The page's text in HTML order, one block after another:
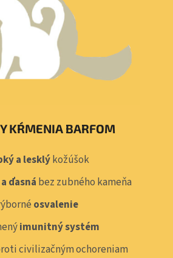
KŔMENIA BARFOM
a lesklýkožúšok
ďasná bez zubného kameňa
osvalenie
imunitný systém
civilizačným ochoreniam